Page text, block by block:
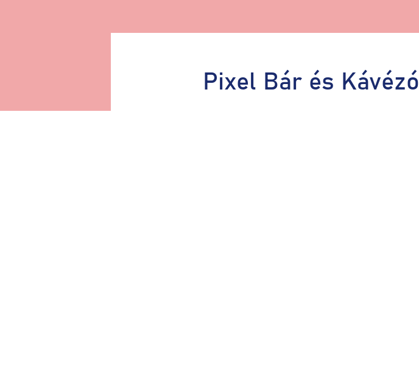
Pixel Bár és Kávézó